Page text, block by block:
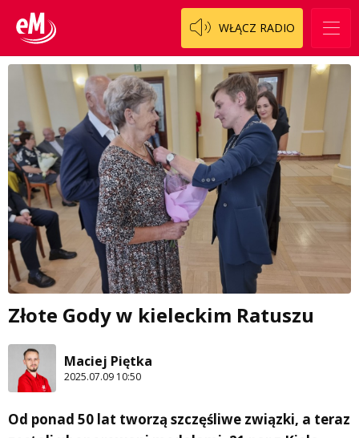
WŁĄCZ RADIO
Złote Gody w kieleckim Ratuszu
Maciej Piętka
2025.07.09 10:50
Od ponad 50 lat tworzą szczęśliwe związki, a teraz